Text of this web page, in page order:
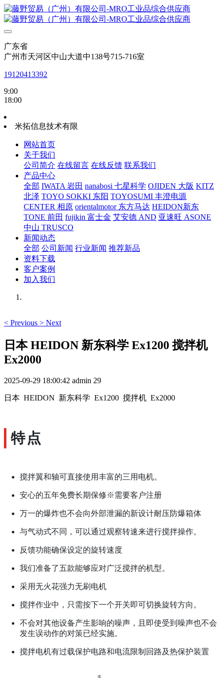
广东省
广州市天河区中山大道中138号715-716室
19120413392
9:00
18:00
米拓信息技术有限
网站首页
关于我们
公司简介 在线留言 在线反馈 联系我们
产品中心
全部 IWATA 岩田 nanabosi 七星科学 OJIDEN 大阪 KITZ
北泽 TOYO SOKKI 东阳 TOYOSUMI 丰澄电源
CENTER 相原 orientalmotor 东方马达 HEIDON新东
TONE 前田 fujikin 富士金 艾安德 AND 亚速旺 ASONE
中山 TRUSCO
新闻动态
全部 公司新闻 行业新闻 推荐新品
资料下载
客户案例
加入我们
< Previous > Next
日本 HEIDON 新东科学 Ex1200 搅拌机
Ex2000
2025-09-29 18:00:42 admin 29
日本 HEIDON 新东科学 Ex1200 搅拌机 Ex2000
特点
搅拌翼和轴可直接使用丰富的三用电机。
安心的五年免费长期保修※需要客户注册
万一的爆炸也不会向外部泄漏的新设计耐压防爆箱体
与气动式不同，可以通过观察转速来进行搅拌操作。
反馈功能确保设定的旋转速度
我们准备了五款能够应对广泛搅拌的机型。
采用无火花强力无刷电机
搅拌作业中，只需按下一个开关即可切换旋转方向。
不会对其他设备产生影响的噪声，且即使受到噪声也不会
发生误动作的对策已经实施。
搅拌电机有过载保护电路和电流限制回路及热保护装置